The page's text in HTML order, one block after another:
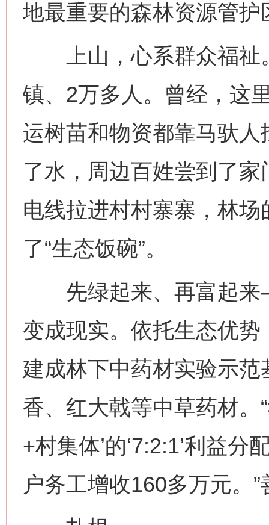
地最重要的森林资源管护
上山，心系群众福祉
镇、2万多人。曾经，这
运树苗和物资都靠马驮
了水，周边百姓尝到了
电线拉进村村寨寨，林
了“生态饭碗”。
先绿起来、再富起来
变成现实。依托生态优
建成林下中药材实验示
香、红大戟等中草药材。
+村集体’的‘7:2:1’利益
户务工增收160多万元。